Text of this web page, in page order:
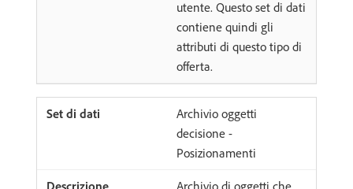
utente. Questo set di dati
contiene quindi gli
attributi di questo tipo di
offerta.
Archivio oggetti
decisione -
Posizionamenti
Archivio di oggetti che